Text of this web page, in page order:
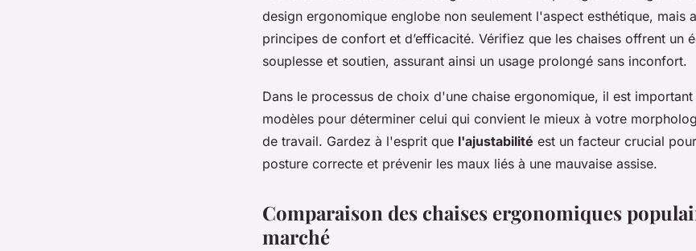
design ergonomique englobe non seulement l'aspect esthétique, mais
principes de confort et d’efficacité. Vérifiez que les chaises offrent un
souplesse et soutien, assurant ainsi un usage prolongé sans inconfort.
Dans le processus de choix d'une chaise ergonomique, il est important
modèles pour déterminer celui qui convient le mieux à votre
de travail. Gardez à l'esprit que l'ajustabilité est un facteur crucial
posture correcte et prévenir les maux liés à une mauvaise assise.
Comparaison des chaises ergonomiques
marché